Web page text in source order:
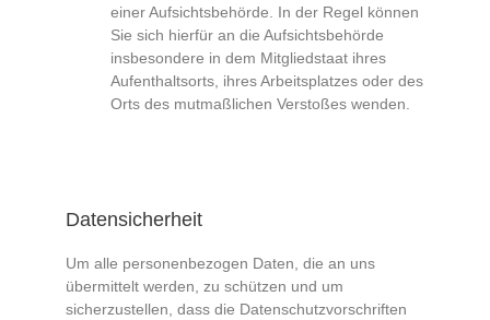
einer Aufsichtsbehörde. In der Regel können
Sie sich hierfür an die Aufsichtsbehörde
insbesondere in dem Mitgliedstaat ihres
Aufenthaltsorts, ihres Arbeitsplatzes oder des
Orts des mutmaßlichen Verstoßes wenden.
Datensicherheit
Um alle personenbezogen Daten, die an uns
übermittelt werden, zu schützen und um
sicherzustellen, dass die Datenschutzvorschriften